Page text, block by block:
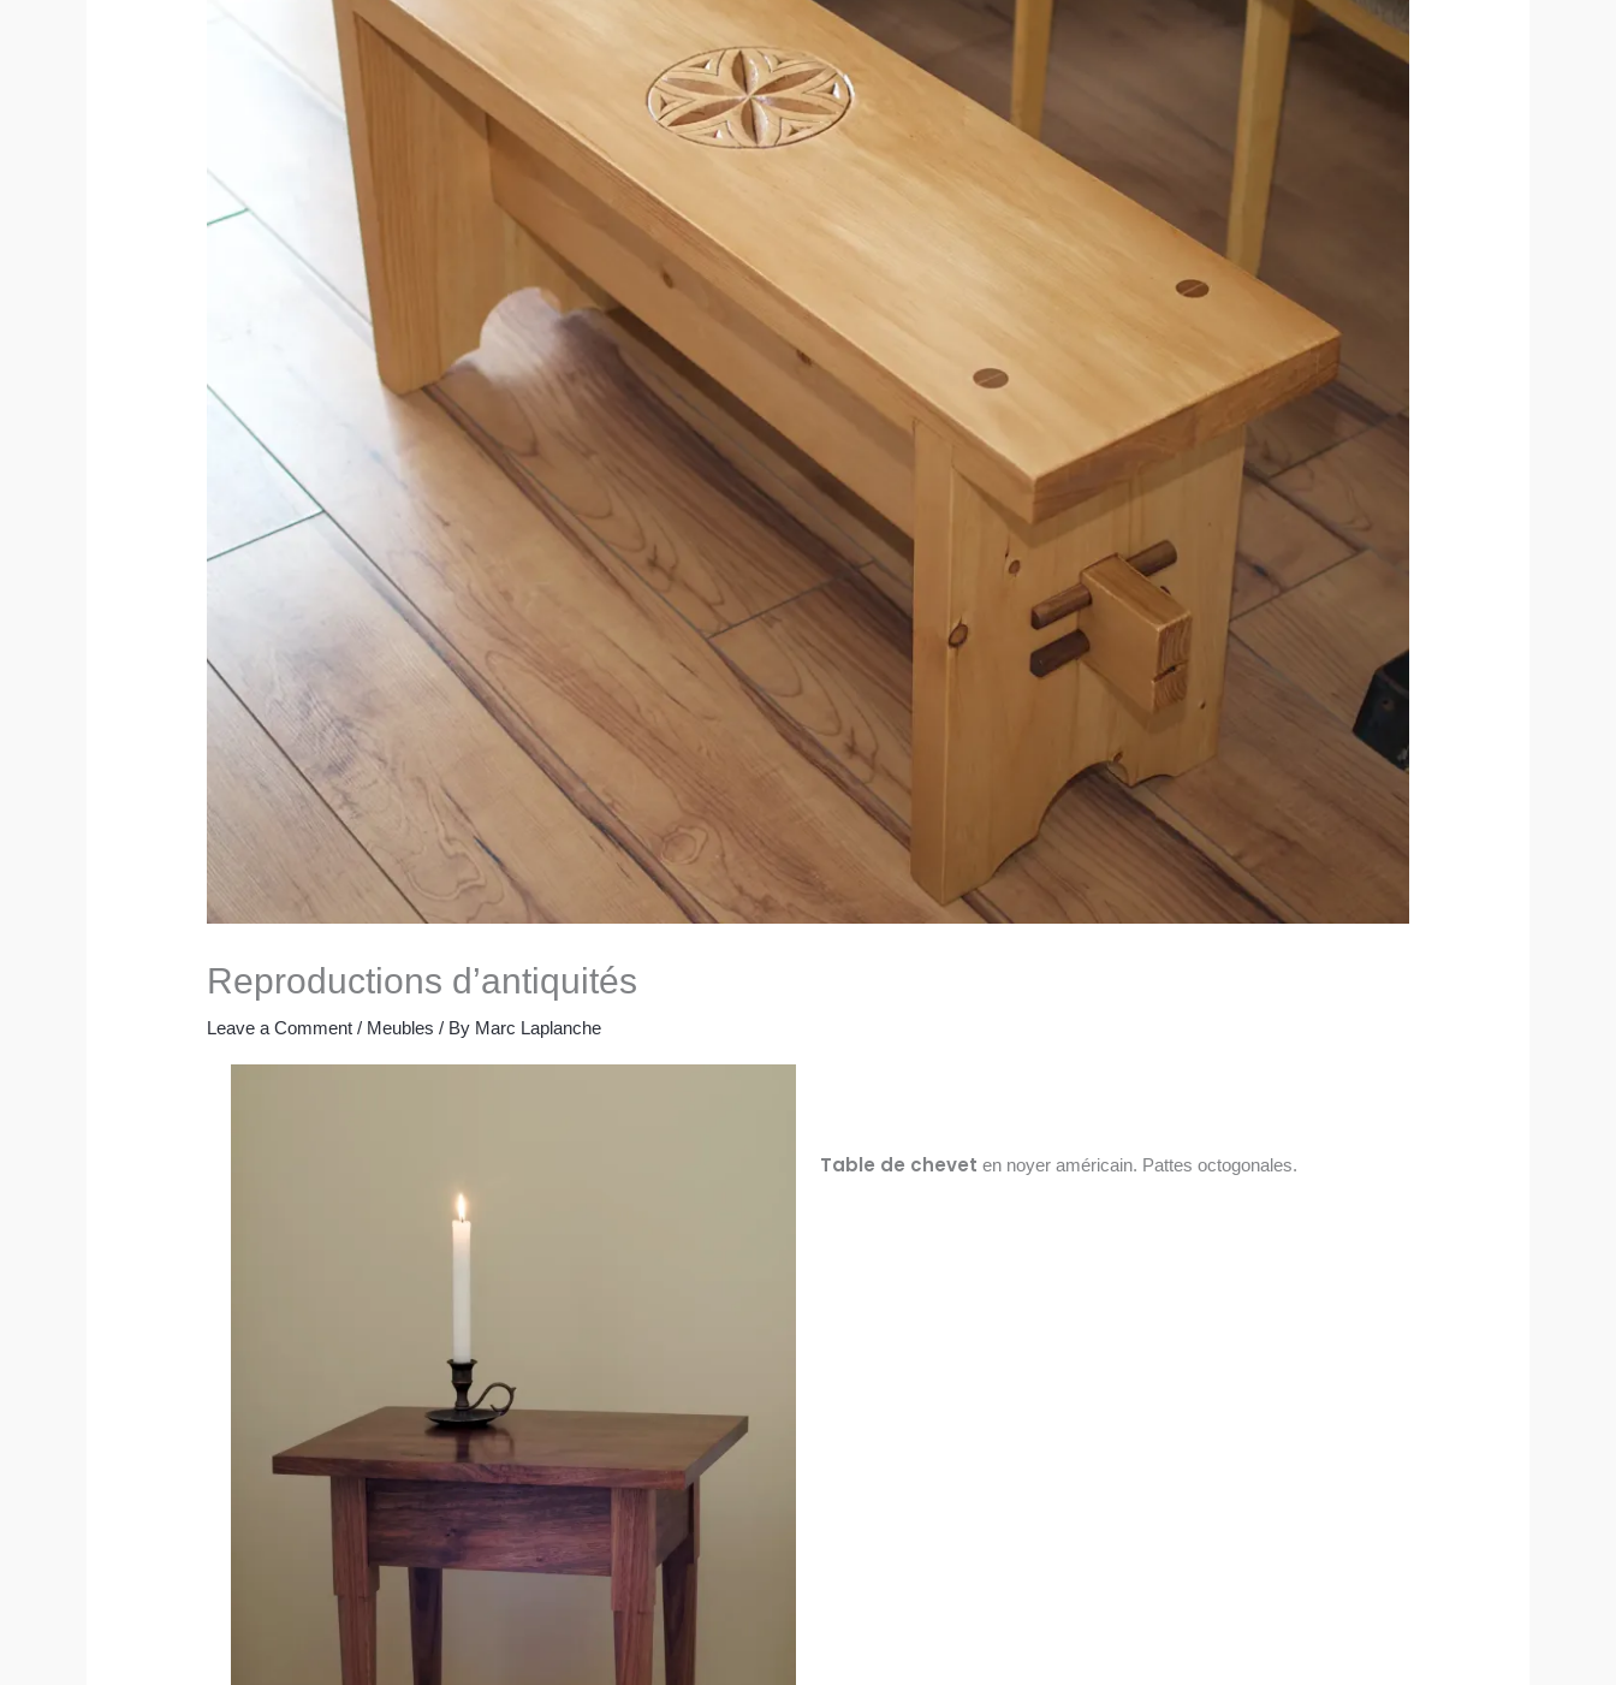
Reproductions d’antiquités
Leave a Comment / Meubles / By Marc Laplanche
Table de chevet en noyer américain. Pattes octogonales.